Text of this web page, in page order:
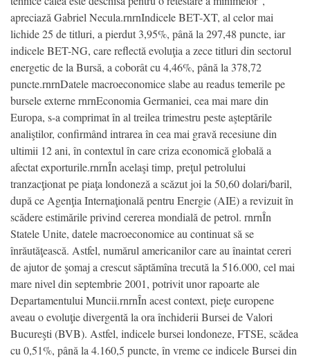
apreciază Gabriel Necula.rnrnIndicele BET-XT, al celor mai
lichide 25 de titluri, a pierdut 3,95%, până la 297,48 puncte, iar
indicele BET-NG, care reflectă evoluţia a zece titluri din sectorul
energetic de la Bursă, a coborât cu 4,46%, până la 378,72
puncte.rnrnDatele macroeconomice slabe au readus temerile pe
bursele externe rnrnEconomia Germaniei, cea mai mare din
Europa, s-a comprimat în al treilea trimestru peste aşteptările
analiştilor, confirmând intrarea în cea mai gravă recesiune din
ultimii 12 ani, în contextul în care criza economică globală a
afectat exporturile.rnrnÎn acelaşi timp, preţul petrolului
tranzacţionat pe piaţa londoneză a scăzut joi la 50,60 dolari/baril,
după ce Agenţia Internaţională pentru Energie (AIE) a revizuit în
scădere estimările privind cererea mondială de petrol. rnrnÎn
Statele Unite, datele macroeconomice au continuat să se
înrăutăţească. Astfel, numărul americanilor care au înaintat cereri
de ajutor de şomaj a crescut săptămîna trecută la 516.000, cel mai
mare nivel din septembrie 2001, potrivit unor rapoarte ale
Departamentului Muncii.rnrnÎn acest context, pieţe europene
aveau o evoluţie divergentă la ora închiderii Bursei de Valori
Bucureşti (BVB). Astfel, indicele bursei londoneze, FTSE, scădea
cu 0,51%, până la 4.160,5 puncte, în vreme ce indicele Bursei din